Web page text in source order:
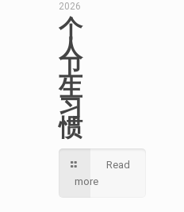
2026
个
人
卫
生
习
惯
Read
more